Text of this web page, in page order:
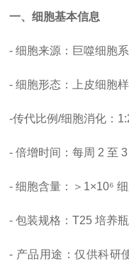
一、细胞基本信息
- 细胞来源：巨噬细胞系
- 细胞形态：上皮细胞
-传代比例/细胞消化 ：
-倍增时间 ：每周 2 至
- 细胞含量：＞1×10⁶
- 包装规格：T25 培养
- 产品用途：仅供科研